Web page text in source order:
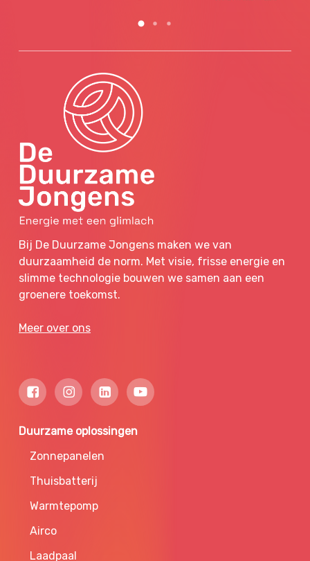
Bij De Duurzame Jongens maken we van
duurzaamheid de norm. Met visie, frisse energie en
slimme technologie bouwen we samen aan een
groenere toekomst.
Meer over ons
Duurzame oplossingen
Zonnepanelen
Thuisbatterij
Warmtepomp
Airco
Laadpaal